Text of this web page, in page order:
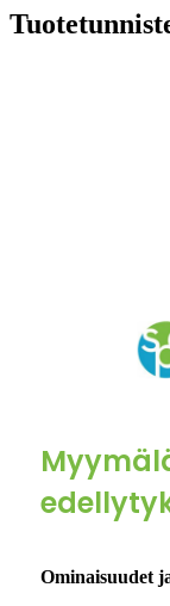
Ominaisuudet